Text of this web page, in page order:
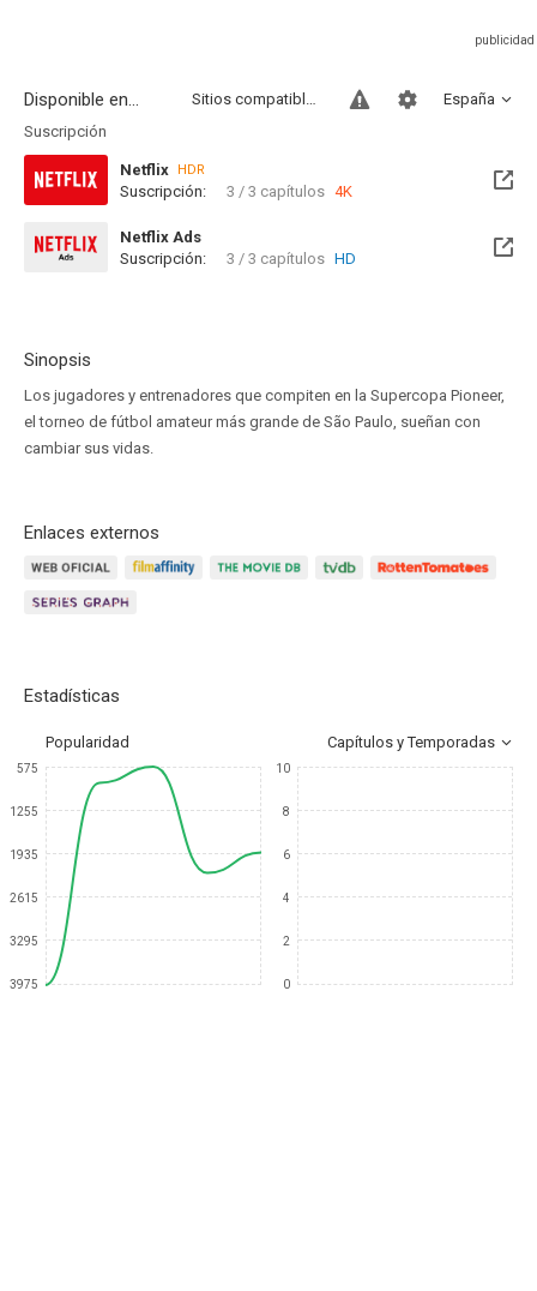
Disponible en... España
Sitios compatibles
Suscripción
Netflix HDR
Suscripción: 3 / 3 capítulos 4K
Netflix Ads
Suscripción:
3 / 3 capítulos HD
Sinopsis
Los jugadores y entrenadores que compiten en la Supercopa Pioneer,
el torneo de fútbol amateur más grande de São Paulo, sueñan con
cambiar sus vidas.
Enlaces externos
Estadísticas
Popularidad Capítulos y Temporadas
575
1255
1935
2615
3295
3975
10
8
6
4
2
0